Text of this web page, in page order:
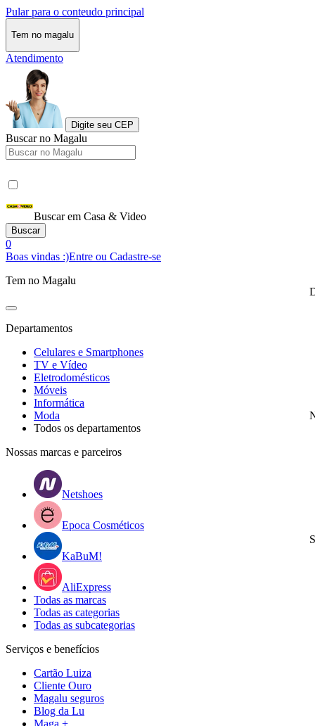
Pular para o conteudo principal
Tem no magalu
Atendimento
Digite seu CEP
Buscar no Magalu
Buscar em Casa & Video
Buscar
0
Boas vindas :)Entre ou Cadastre-se
Tem no Magalu
Departamentos
Celulares e Smartphones
TV e Vídeo
Eletrodomésticos
Móveis
Informática
Moda
Todos os departamentos
Nossas marcas e parceiros
Netshoes
Epoca Cosméticos
KaBuM!
AliExpress
Todas as marcas
Todas as categorias
Todas as subcategorias
Serviços e benefícios
Cartão Luiza
Cliente Ouro
Magalu seguros
Blog da Lu
Maga +